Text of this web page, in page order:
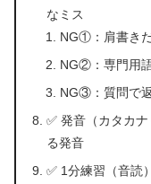
なミス
NG①：肩書き
NG②：専門用
NG③：質問で
✅ 発音（カタカ
る発音
✅ 1分練習（音読